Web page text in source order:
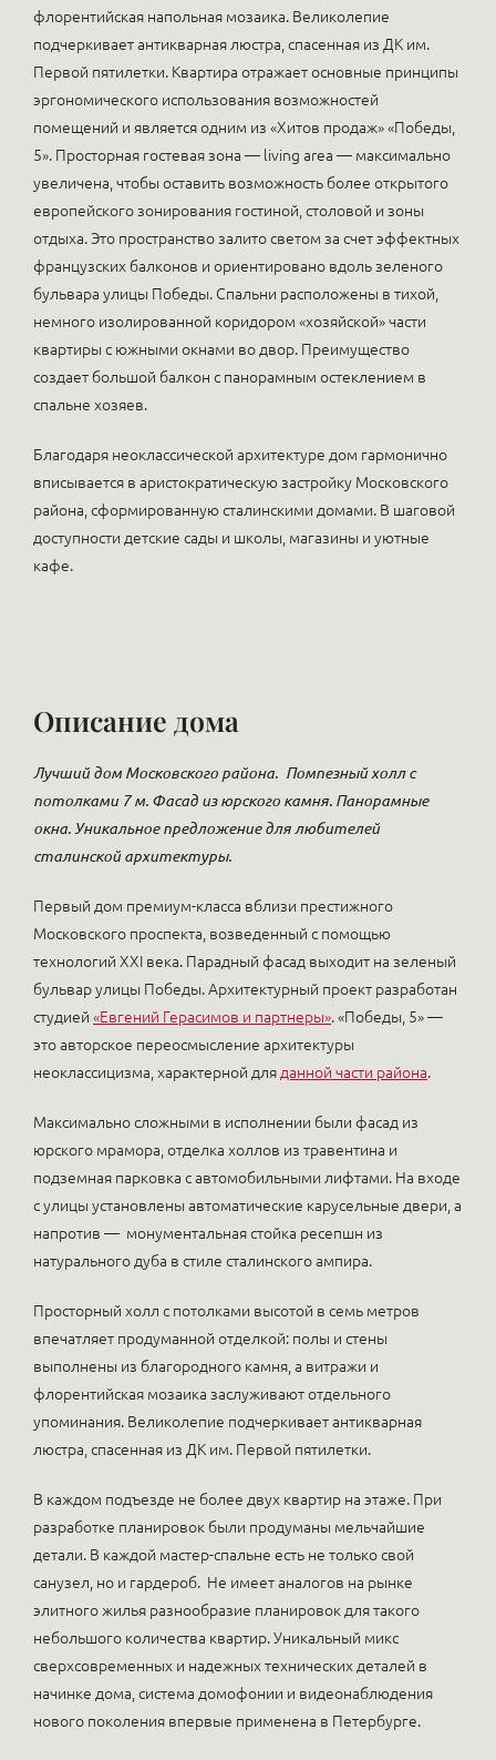
флорентийская напольная мозаика. Великолепие
подчеркивает антикварная люстра, спасенная из ДК им.
Первой пятилетки. Квартира отражает основные принципы
эргономического использования возможностей
помещений и является одним из «Хитов продаж» «Победы,
5». Просторная гостевая зона — living area — максимально
увеличена, чтобы оставить возможность более открытого
европейского зонирования гостиной, столовой и зоны
отдыха. Это пространство залито светом за счет эффектных
французских балконов и ориентировано вдоль зеленого
бульвара улицы Победы. Спальни расположены в тихой,
немного изолированной коридором «хозяйской» части
квартиры с южными окнами во двор. Преимущество
создает большой балкон с панорамным остеклением в
спальне хозяев.
Благодаря неоклассической архитектуре дом гармонично
вписывается в аристократическую застройку Московского
района, сформированную сталинскими домами. В шаговой
доступности детские сады и школы, магазины и уютные
кафе.
Описание дома
Лучший дом Московского района. Помпезный холл с
потолками 7 м. Фасад из юрского камня. Панорамные
окна. Уникальное предложение для любителей
сталинской архитектуры.
Первый дом премиум-класса вблизи престижного
Московского проспекта, возведенный с помощью
технологий XXI века. Парадный фасад выходит на зеленый
бульвар улицы Победы. Архитектурный проект разработан
студией «Евгений Герасимов и партнеры». «Победы, 5» —
это авторское переосмысление архитектуры
неоклассицизма, характерной дляданной части района.
Максимально сложными в исполнении были фасад из
юрского мрамора, отделка холлов из травентина и
подземная парковка с автомобильными лифтами. На входе
с улицы установлены автоматические карусельные двери, а
напротив — монументальная стойка ресепшн из
натурального дуба в стиле сталинского ампира.
Просторный холл с потолками высотой в семь метров
впечатляет продуманной отделкой: полы и стены
выполнены из благородного камня, а витражи и
флорентийская мозаика заслуживают отдельного
упоминания. Великолепие подчеркивает антикварная
люстра, спасенная из ДК им. Первой пятилетки.
В каждом подъезде не более двух квартир на этаже. При
разработке планировок были продуманы мельчайшие
детали. В каждой мастер-спальне есть не только свой
санузел, но и гардероб. Не имеет аналогов на рынке
элитного жилья разнообразие планировок для такого
небольшого количества квартир. Уникальный микс
сверхсовременных и надежных технических деталей в
начинке дома, система домофонии и видеонаблюдения
нового поколения впервые применена в Петербурге.